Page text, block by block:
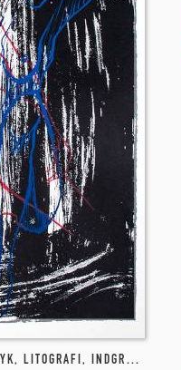
, LITOGRAFI, INDGRAVERING